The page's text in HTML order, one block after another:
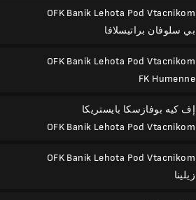
OFK Banik Lehota Pod Vtacnikom
بي سلوفان براتيسلافا
OFK Banik Lehota Pod Vtacnikom
FK Humenne
إف كيه بوفازسكا بايستريكا
OFK Banik Lehota Pod Vtacnikom
OFK Banik Lehota Pod Vtacnikom
زيلينا